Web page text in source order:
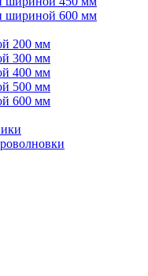
шириной 600 мм
200 мм
300 мм
400 мм
500 мм
600 мм